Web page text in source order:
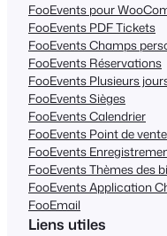
FooEvents pour
FooEvents PDF Tickets
FooEvents Champs
FooEvents Réservations
FooEvents Plusieurs
FooEvents Sièges
FooEvents Calendrier
FooEvents Point de vente
FooEvents
FooEvents Thèmes des
FooEvents Application
FooEmail
Liens utiles